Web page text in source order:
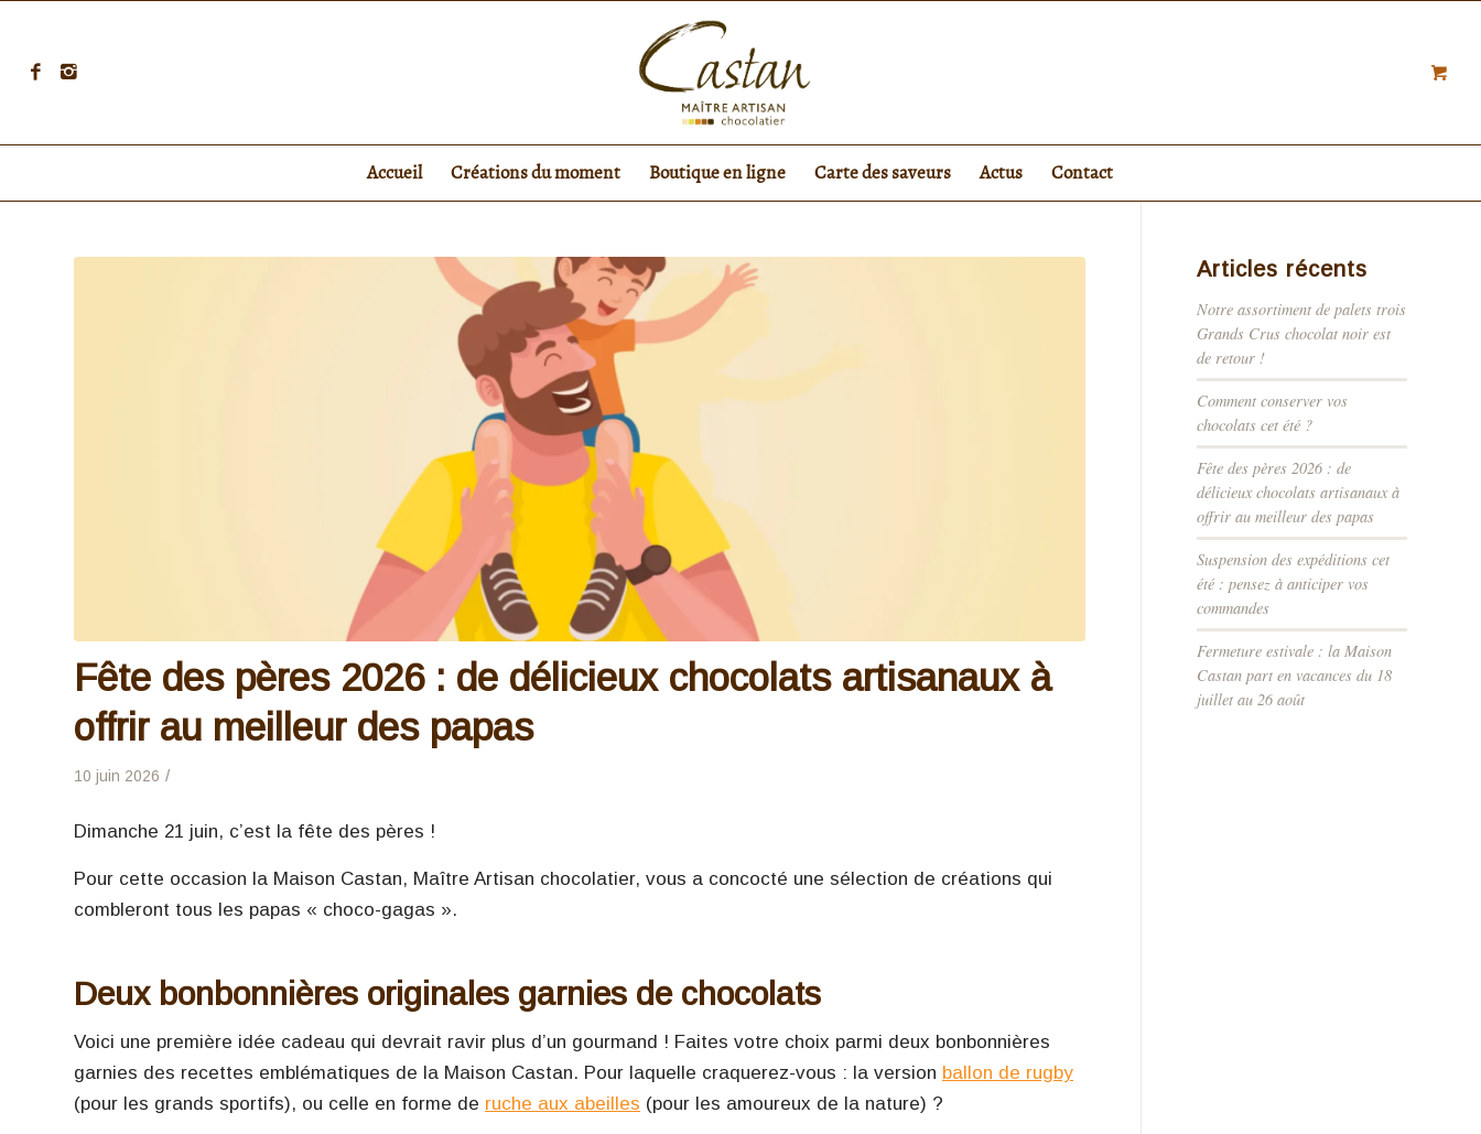
Accueil Créations du moment Boutique en ligne Carte des saveurs Actus Contact
Fête des pères 2026 : de délicieux chocolats artisanaux à
offrir au meilleur des papas
10 juin 2026 /
Dimanche 21 juin, c’est la fête des pères !
Pour cette occasion la Maison Castan, Maître Artisan chocolatier, vous a concocté une sélection de créations qui
combleront tous les papas « choco-gagas ».
Deux bonbonnières originales garnies de chocolats
Voici une première idée cadeau qui devrait ravir plus d’un gourmand ! Faites votre choix parmi deux bonbonnières
garnies des recettes emblématiques de la Maison Castan. Pour laquelle craquerez-vous : la version ballon de rugby
(pour les grands sportifs), ou celle en forme de ruche aux abeilles (pour les amoureux de la nature) ?
Articles récents
Notre assortiment de palets trois
Grands Crus chocolat noir est
de retour !
Comment conserver vos
chocolats cet été ?
Fête des pères 2026 : de
délicieux chocolats artisanaux à
offrir au meilleur des papas
Suspension des expéditions cet
été : pensez à anticiper vos
commandes
Fermeture estivale : la Maison
Castan part en vacances du 18
juillet au 26 août